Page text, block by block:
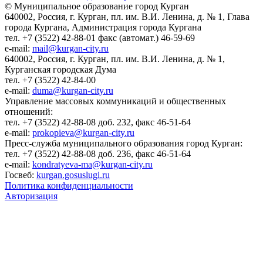
© Муниципальное образование город Курган
640002, Россия, г. Курган, пл. им. В.И. Ленина, д. № 1, Глава
города Кургана, Администрация города Кургана
тел. +7 (3522) 42-88-01 факс (автомат.) 46-59-69
e-mail: mail@kurgan-city.ru
640002, Россия, г. Курган, пл. им. В.И. Ленина, д. № 1,
Курганская городская Дума
тел. +7 (3522) 42-84-00
e-mail: duma@kurgan-city.ru
Управление массовых коммуникаций и общественных
отношений:
тел. +7 (3522) 42-88-08 доб. 232, факс 46-51-64
e-mail: prokopieva@kurgan-city.ru
Пресс-служба муниципального образования город Курган:
тел. +7 (3522) 42-88-08 доб. 236, факс 46-51-64
e-mail: kondratyeva-ma@kurgan-city.ru
Госвеб: kurgan.gosuslugi.ru
Политика конфиденциальности
Авторизация